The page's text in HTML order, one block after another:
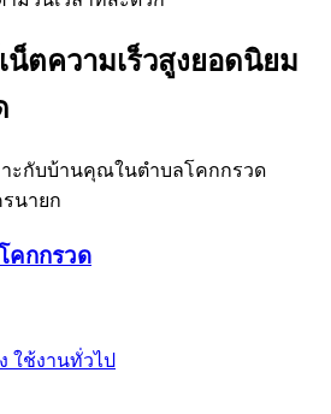
น็ตความเร็วสูงยอดนิยม
าะกับบ้านคุณในตำบลโคกกรวด
นายก
คกกรวด
ใช้งานทั่วไป